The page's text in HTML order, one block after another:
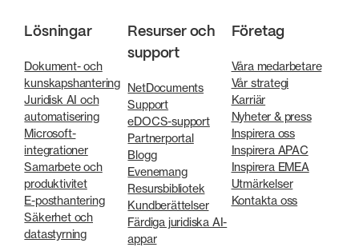
Lösningar
Dokument- och
kunskapshantering
Juridisk AI och
automatisering
Microsoft-
integrationer
Samarbete och
produktivitet
E-posthantering
Säkerhet och
datastyrning
Resurser och
support
NetDocuments
Support
eDOCS-support
Partnerportal
Blogg
Evenemang
Resursbibliotek
Kundberättelser
Färdiga juridiska AI-
appar
Företag
Våra medarbetare
Vår strategi
Karriär
Nyheter & press
Inspirera oss
Inspirera APAC
Inspirera EMEA
Utmärkelser
Kontakta oss